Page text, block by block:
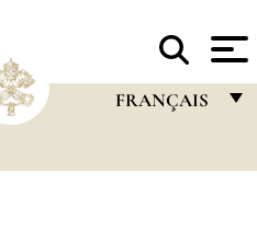
FRANÇAIS